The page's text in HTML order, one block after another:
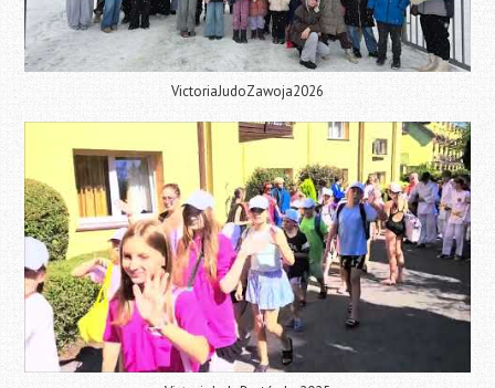
VictoriaJudoZawoja2026